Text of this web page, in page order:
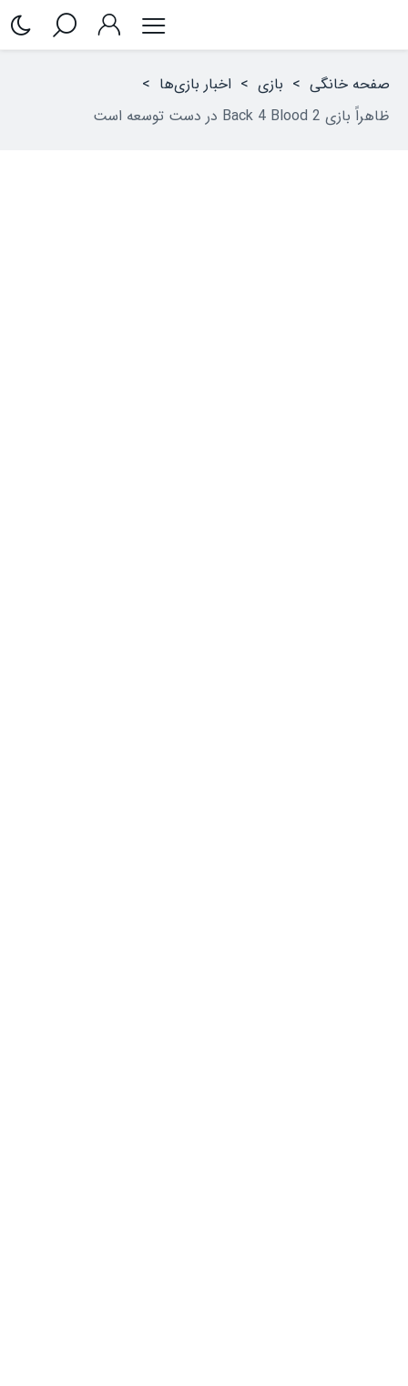
صفحه خانگی > بازی > اخبار بازی‌ها >
ظاهراً بازی Back 4 Blood 2 در دست توسعه است